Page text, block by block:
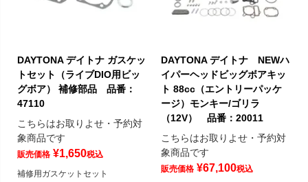
DAYTONA デイトナ ガスケッ
トセット（ライブDIO用ビッ
グボア） 補修部品 品番：
47110
こちらはお取りよせ・予約対
象商品です
販売価格 ¥1,650税込
補修用ガスケットセット
DAYTONA デイトナ NEWハ
イパーヘッドビッグボアキッ
ト 88cc（エントリーパッケ
ージ）モンキー/ゴリラ
（12V） 品番：20011
こちらはお取りよせ・予約対
象商品です
販売価格 ¥67,100税込